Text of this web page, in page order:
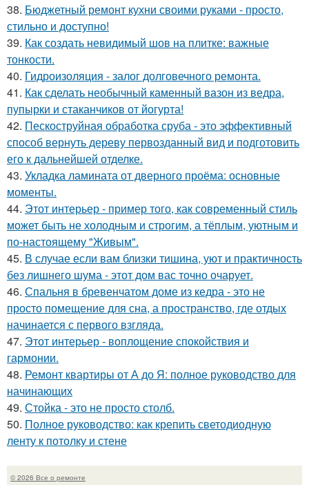
38. Бюджетный ремонт кухни своими руками - просто,
стильно и доступно!
39. Как создать невидимый шов на плитке: важные
тонкости.
40. Гидроизоляция - залог долговечного ремонта.
41. Как сделать необычный каменный вазон из ведра,
пупырки и стаканчиков от йогурта!
42. Пескоструйная обработка сруба - это эффективный
способ вернуть дереву первозданный вид и подготовить
его к дальнейшей отделке.
43. Укладка ламината от дверного проёма: основные
моменты.
44. Этот интерьер - пример того, как современный стиль
может быть не холодным и строгим, а тёплым, уютным и
по-настоящему "Живым".
45. В случае если вам близки тишина, уют и практичность
без лишнего шума - этот дом вас точно очарует.
46. Спальня в бревенчатом доме из кедра - это не
просто помещение для сна, а пространство, где отдых
начинается с первого взгляда.
47. Этот интерьер - воплощение спокойствия и
гармонии.
48. Ремонт квартиры от А до Я: полное руководство для
начинающих
49. Стойка - это не просто столб.
50. Полное руководство: как крепить светодиодную
ленту к потолку и стене
© 2026 Все о ремонте